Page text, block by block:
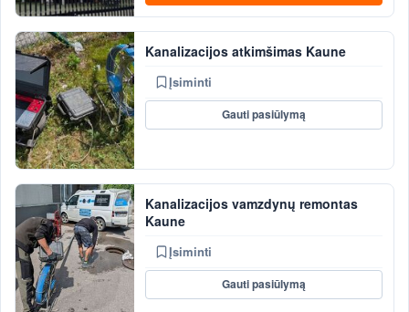
Kanalizacijos atkimšimas Kaune
Įsiminti
Gauti pasiūlymą
Kanalizacijos vamzdynų remontas
Kaune
Įsiminti
Gauti pasiūlymą